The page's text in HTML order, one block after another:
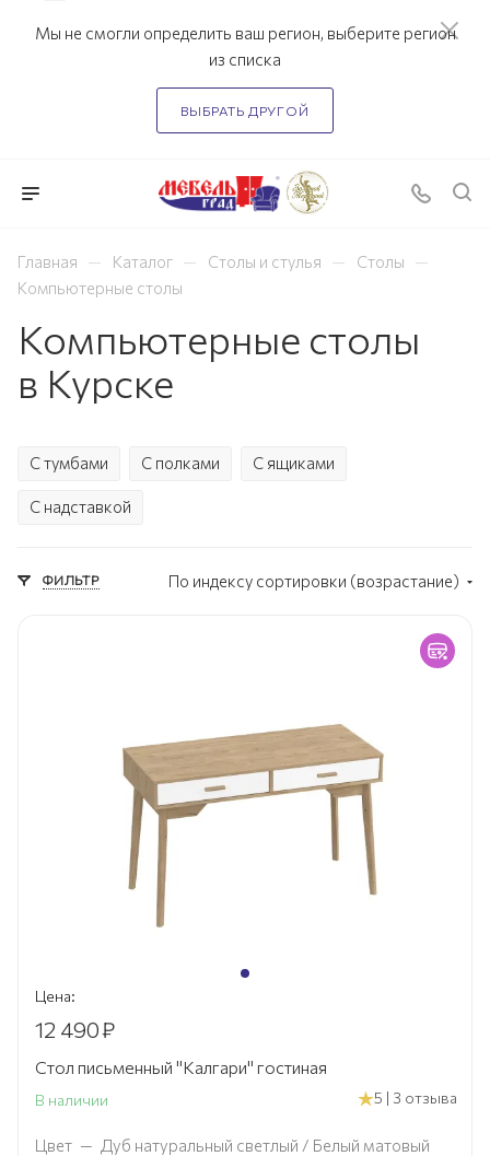
Мы не смогли определить ваш регион, выберите регион
из списка
ВЫБРАТЬ ДРУГОЙ
Главная — Каталог — Столы и стулья — Столы —
Компьютерные столы
Компьютерные столы
в Курске
С тумбами С полками С ящиками
С надставкой
ФИЛЬТР По индексу сортировки (возрастание)
Цена:
12 490₽
Стол письменный "Калгари" гостиная
В наличии 5 | 3 отзыва
Цвет — Дуб натуральный светлый / Белый матовый